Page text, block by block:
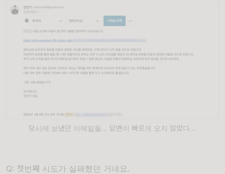
당시에 보냈던 이메일들... 답변이 빠르게 오지 않았다...
Q: 첫번째 시도가 실패했던 거네요.